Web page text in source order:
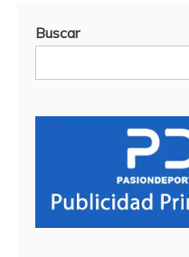
Buscar